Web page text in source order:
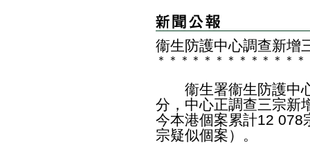
衞生防護中心調查新增
＊ ＊ ＊ ＊ ＊ ＊ ＊ ＊ ＊ ＊ ＊ ＊ ＊
衞生署衞生防護中心
分，中心正調查三宗新
今本港個案累計12 078
宗疑似個案）。